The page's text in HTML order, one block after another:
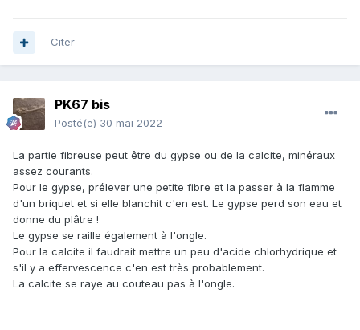
Citer
PK67 bis
Posté(e) 30 mai 2022
La partie fibreuse peut être du gypse ou de la calcite, minéraux
assez courants.
Pour le gypse, prélever une petite fibre et la passer à la flamme
d'un briquet et si elle blanchit c'en est. Le gypse perd son eau et
donne du plâtre !
Le gypse se raille également à l'ongle.
Pour la calcite il faudrait mettre un peu d'acide chlorhydrique et
s'il y a effervescence c'en est très probablement.
La calcite se raye au couteau pas à l'ongle.